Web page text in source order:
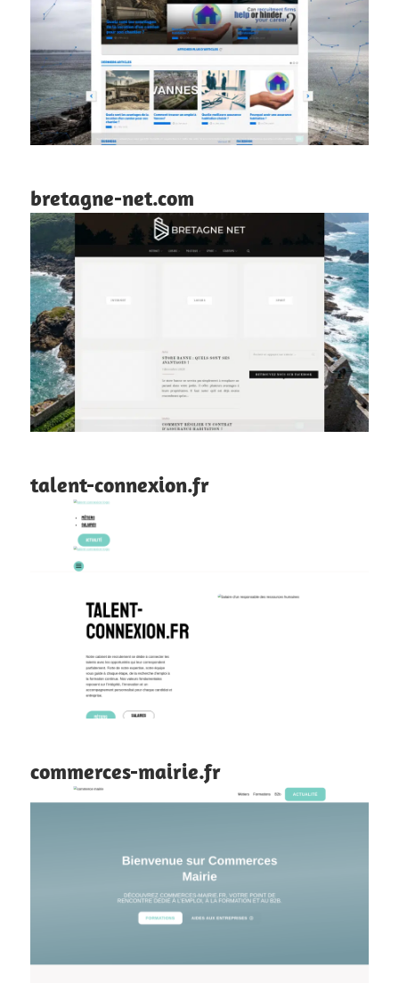
bretagne-net.com
talent-connexion.fr
commerces-mairie.fr